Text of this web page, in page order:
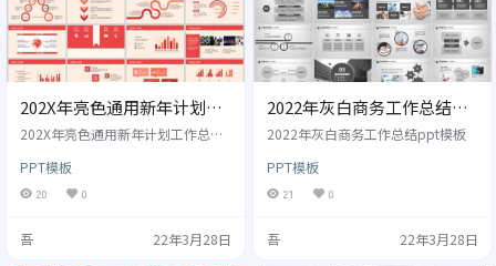
202X年亮色通用新年计划工
作总结PPT模板
202X年亮色通用新年计划工作总结
PPT模板
20 0
吾 22年3月28日
2022年灰白商务工作总结
ppt模板
2022年灰白商务工作总结ppt模板
PPT模板
21 0
吾 22年3月28日